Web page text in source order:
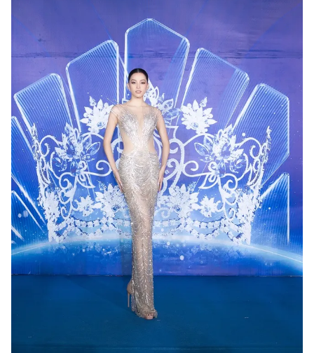
024.38 355 931 - 024.38 355 932
Ðiện thoại Thời báo VTV:
024.66 897 897
toasoan@vtv.vn
Liên hệ quảng cáo:
024-7300.7108
® Cấm sao chép dưới mọi hình thức nếu không có sự chấp
thuận bằng văn bản. Ghi rõ nguồn VTV.vn khi phát hành lại